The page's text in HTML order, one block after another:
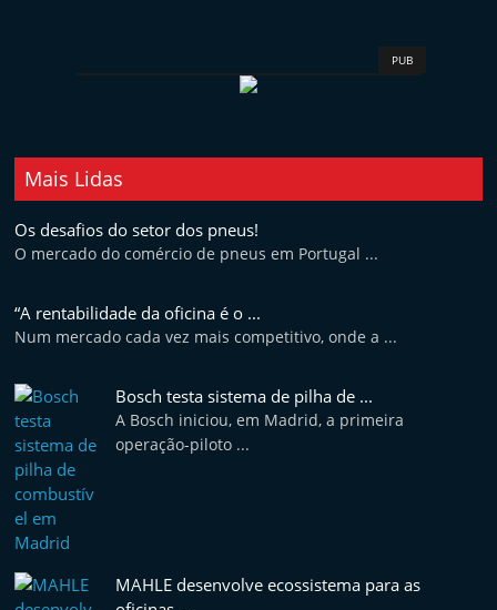
r
t
a
PUB
Mais Lidas
Os desafios do setor dos pneus!
O mercado do comércio de pneus em Portugal ...
“A rentabilidade da oficina é o ...
Num mercado cada vez mais competitivo, onde a ...
Bosch testa sistema de pilha de ...
A Bosch iniciou, em Madrid, a primeira
operação-piloto ...
MAHLE desenvolve ecossistema para as